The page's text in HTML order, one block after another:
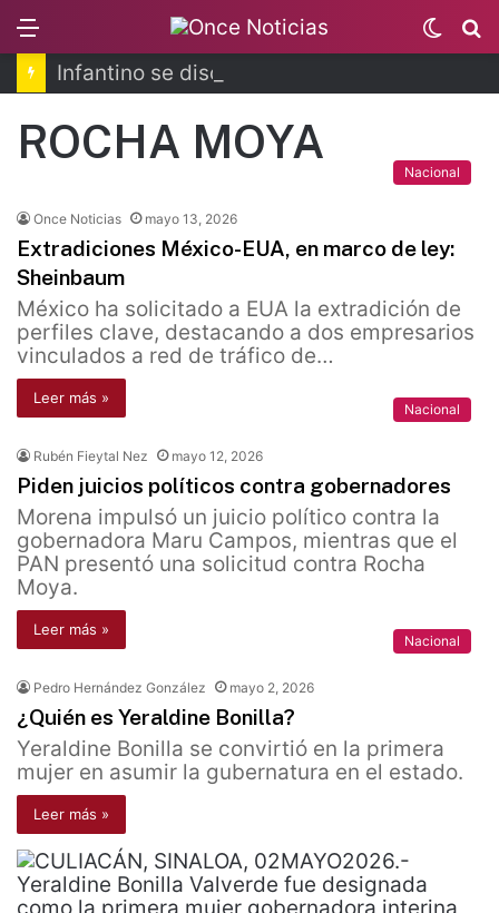
Switch
skin
ROCHA MOYA
Nacional
Once Noticias mayo 13, 2026
Extradiciones México-EUA, en marco de ley:
Sheinbaum
México ha solicitado a EUA la extradición de
perfiles clave, destacando a dos empresarios
vinculados a red de tráfico de…
Leer más »
Nacional
Rubén Fieytal Nez mayo 12, 2026
Piden juicios políticos contra gobernadores
Morena impulsó un juicio político contra la
gobernadora Maru Campos, mientras que el
PAN presentó una solicitud contra Rocha
Moya.
Leer más »
Nacional
Pedro Hernández González mayo 2, 2026
¿Quién es Yeraldine Bonilla?
Yeraldine Bonilla se convirtió en la primera
mujer en asumir la gubernatura en el estado.
Leer más »